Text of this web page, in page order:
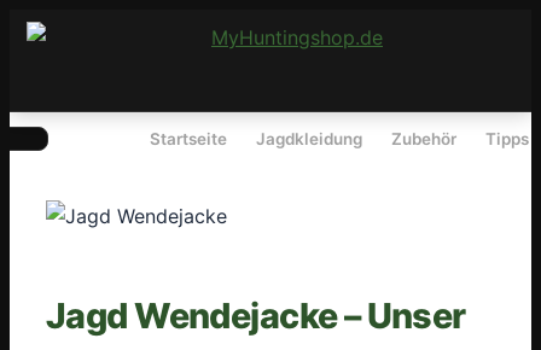
Springe
Startseite Jagdkleidung Zubehör Tipps
Jagd Wendejacke – Unser